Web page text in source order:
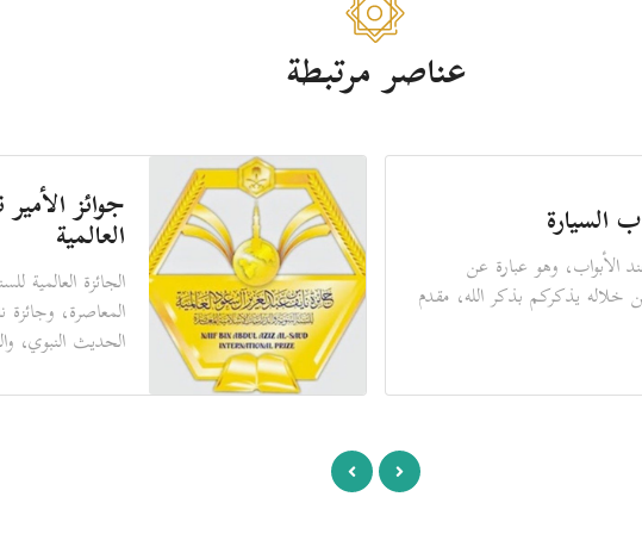
عناصر مرتبطة
السيارة
الأبواب، وهو عبارة عن
خلاله يذكركم بذكر الله، مقدم
جوائز
العالمية
الجائزة العالمية
المعاصرة،
الحديث النبوي،